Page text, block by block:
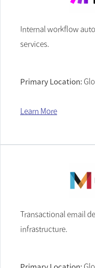
Internal workflow
services.
Primary Location:
Learn More
Transactional email
infrastructure.